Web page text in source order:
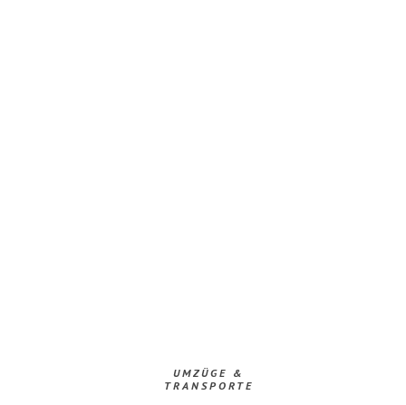
UMZÜGE &
TRANSPORTE